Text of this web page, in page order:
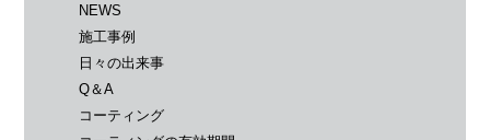
NEWS
施工事例
日々の出来事
Q＆A
コーティング